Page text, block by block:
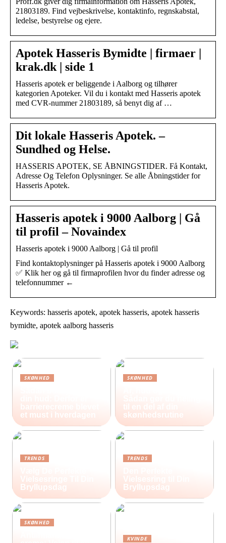
21803189. Find vejbeskrivelse, kontaktinfo, regnskabstal,
ledelse, bestyrelse og ejere.
Apotek Hasseris Bymidte | firmaer |
krak.dk | side 1
Hasseris apotek er beliggende i Aalborg og tilhører
kategorien Apoteker. Vil du i kontakt med Hasseris apotek
med CVR-nummer 21803189, så benyt dig af …
Dit lokale Hasseris Apotek. –
Sundhed og Helse.
HASSERIS APOTEK, SE ÅBNINGSTIDER. Få Kontakt,
Adresse Og Telefon Oplysninger. Se alle Åbningstider for
Hasseris Apotek.
Hasseris apotek i 9000 Aalborg | Gå
til profil – Novaindex
Hasseris apotek i 9000 Aalborg | Gå til profil
Find kontaktoplysninger på Hasseris apotek i 9000 Aalborg
✅ Klik her og gå til firmaprofilen hvor du finder adresse og
telefonnummer ←
Keywords: hasseris apotek, apotek hasseris, apotek hasseris
bymidte, apotek aalborg hasseris
SKØNHED
barrierecreme blevet
et must i hverdagen
SKØNHED
til en del af din
skønhedsrutine
TRENDS
Vielsesringe Til Din
Bryllupsdag
TRENDS
Vielsesring til Din
Bryllupsdag
SKØNHED
KVINDE